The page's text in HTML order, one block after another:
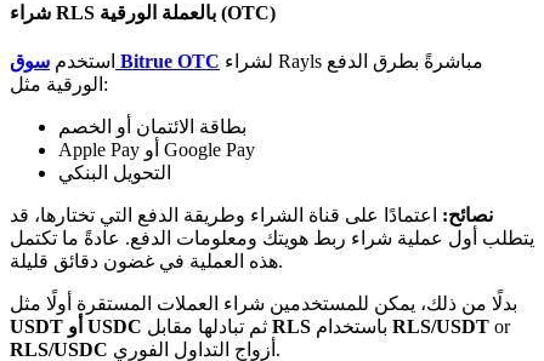
تعلم الستاكينغ
تعرف على كيفية كسب الدخل السلبي
Bitrue
AI
شراء RLS بالعملة الورقية (OTC)
استخدم سوق Bitrue OTC
الورقية مثل:
بطاقة الائتمان أو الخصم
Apple Pay أو Google Pay
التحويل البنكي
نصائح: اعتمادًا على قناة الشراء وطريقة الدفع التي تختارها، قد
يتطلب أول عملية شراء ربط هويتك ومعلومات الدفع. عادةً ما تكتمل
هذه العملية في غضون دقائق قليلة.
بدلًا من ذلك، يمكن للمستخدمين شراء العملات المستقرة أولًا مثل
USDT أو USDC
RLS RLS/USDT or
RLS/USDC
أزواج التداول الفوري.